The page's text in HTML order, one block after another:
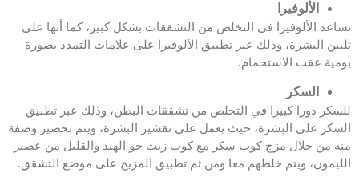
الألوفيرا
تساعد الألوفيرا في التخلص من التشققات بشكل كبير، كما أنها على
تليين البشرة، وذلك عبر تطبيق الألوفيرا على علامات التمدد بصورة
يومية عقب الاستحمام.
السكر
للسكر دورا كبيرا في التخلص من تشققات البطن، وذلك عبر تطبيق
السكر على البشرة، حيث يعمل على تقشير البشرة، ويتم تحضير وصفة
منه من خلال مزج كوب سكر مع كوب زيت جو الهند والقليل من عصير
الليمون، ويتم خلطهم معا ومن ثم تطبيق المزيج على موضع التشقق.